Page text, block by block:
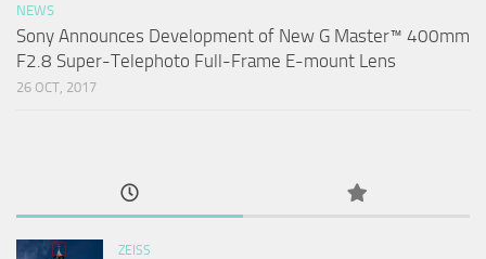
NEWS
Sony Announces Development of New G Master™ 400mm
F2.8 Super-Telephoto Full-Frame E-mount Lens
26 OCT, 2017
ZEISS